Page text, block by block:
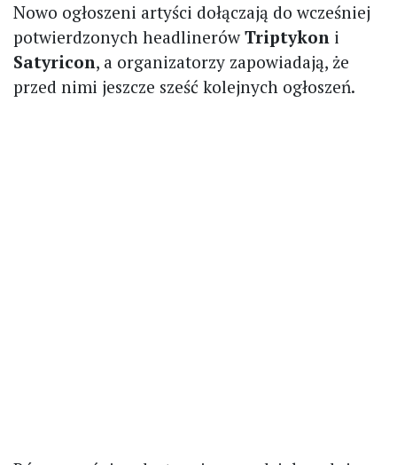
Nowo ogłoszeni artyści dołączają do wcześniej
potwierdzonych headlinerów Triptykon i
Satyricon, a organizatorzy zapowiadają, że
przed nimi jeszcze sześć kolejnych ogłoszeń.